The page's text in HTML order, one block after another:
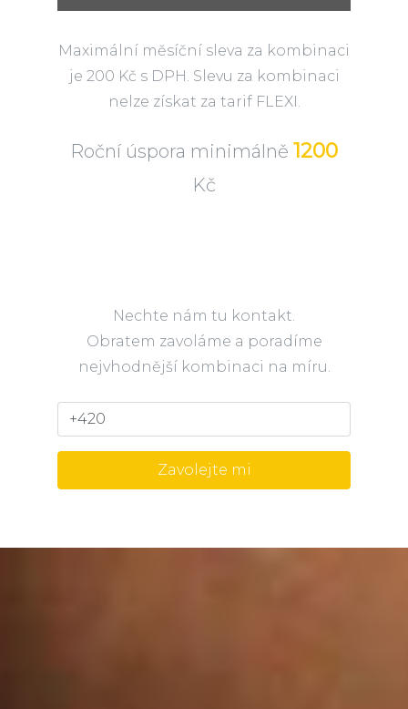
Maximální měsíční sleva za kombinaci
je 200 Kč s DPH. Slevu za kombinaci
nelze získat za tarif FLEXI.
Roční úspora minimálně 1200
Kč
Nechte nám tu kontakt.
Obratem zavoláme a poradíme
nejvhodnější kombinaci na míru.